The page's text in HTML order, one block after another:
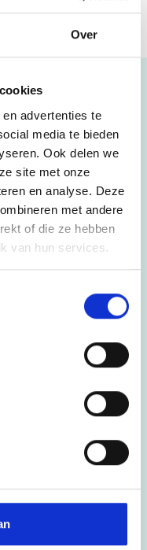
Over
advertenties te
media te bieden
Ook delen we
site met onze
en analyse. Deze
met andere
of die ze hebben
van hun services.